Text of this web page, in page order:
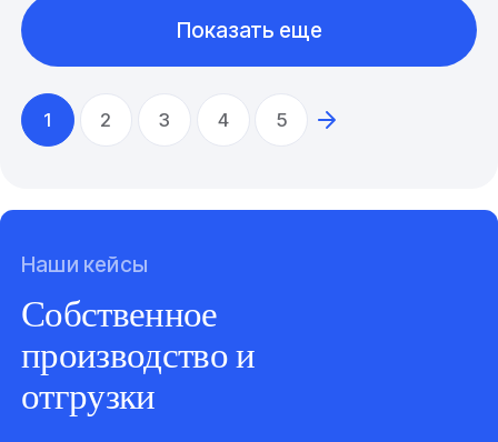
1 2 3 4 5
Показать еще
Наши кейсы
Собственное
производство и
отгрузки